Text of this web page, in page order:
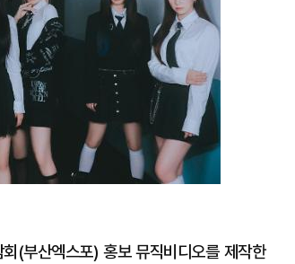
(부산엑스포) 홍보 뮤직비디오를 제작한